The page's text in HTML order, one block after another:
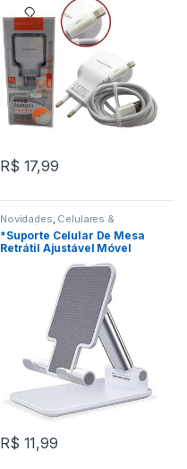
R$ 17,99
Novidades, Celulares &
Acessórios, Suporte
*Suporte Celular De Mesa
Retrátil Ajustável Móvel
Tablet iPad REF: W35C3
R$ 11,99